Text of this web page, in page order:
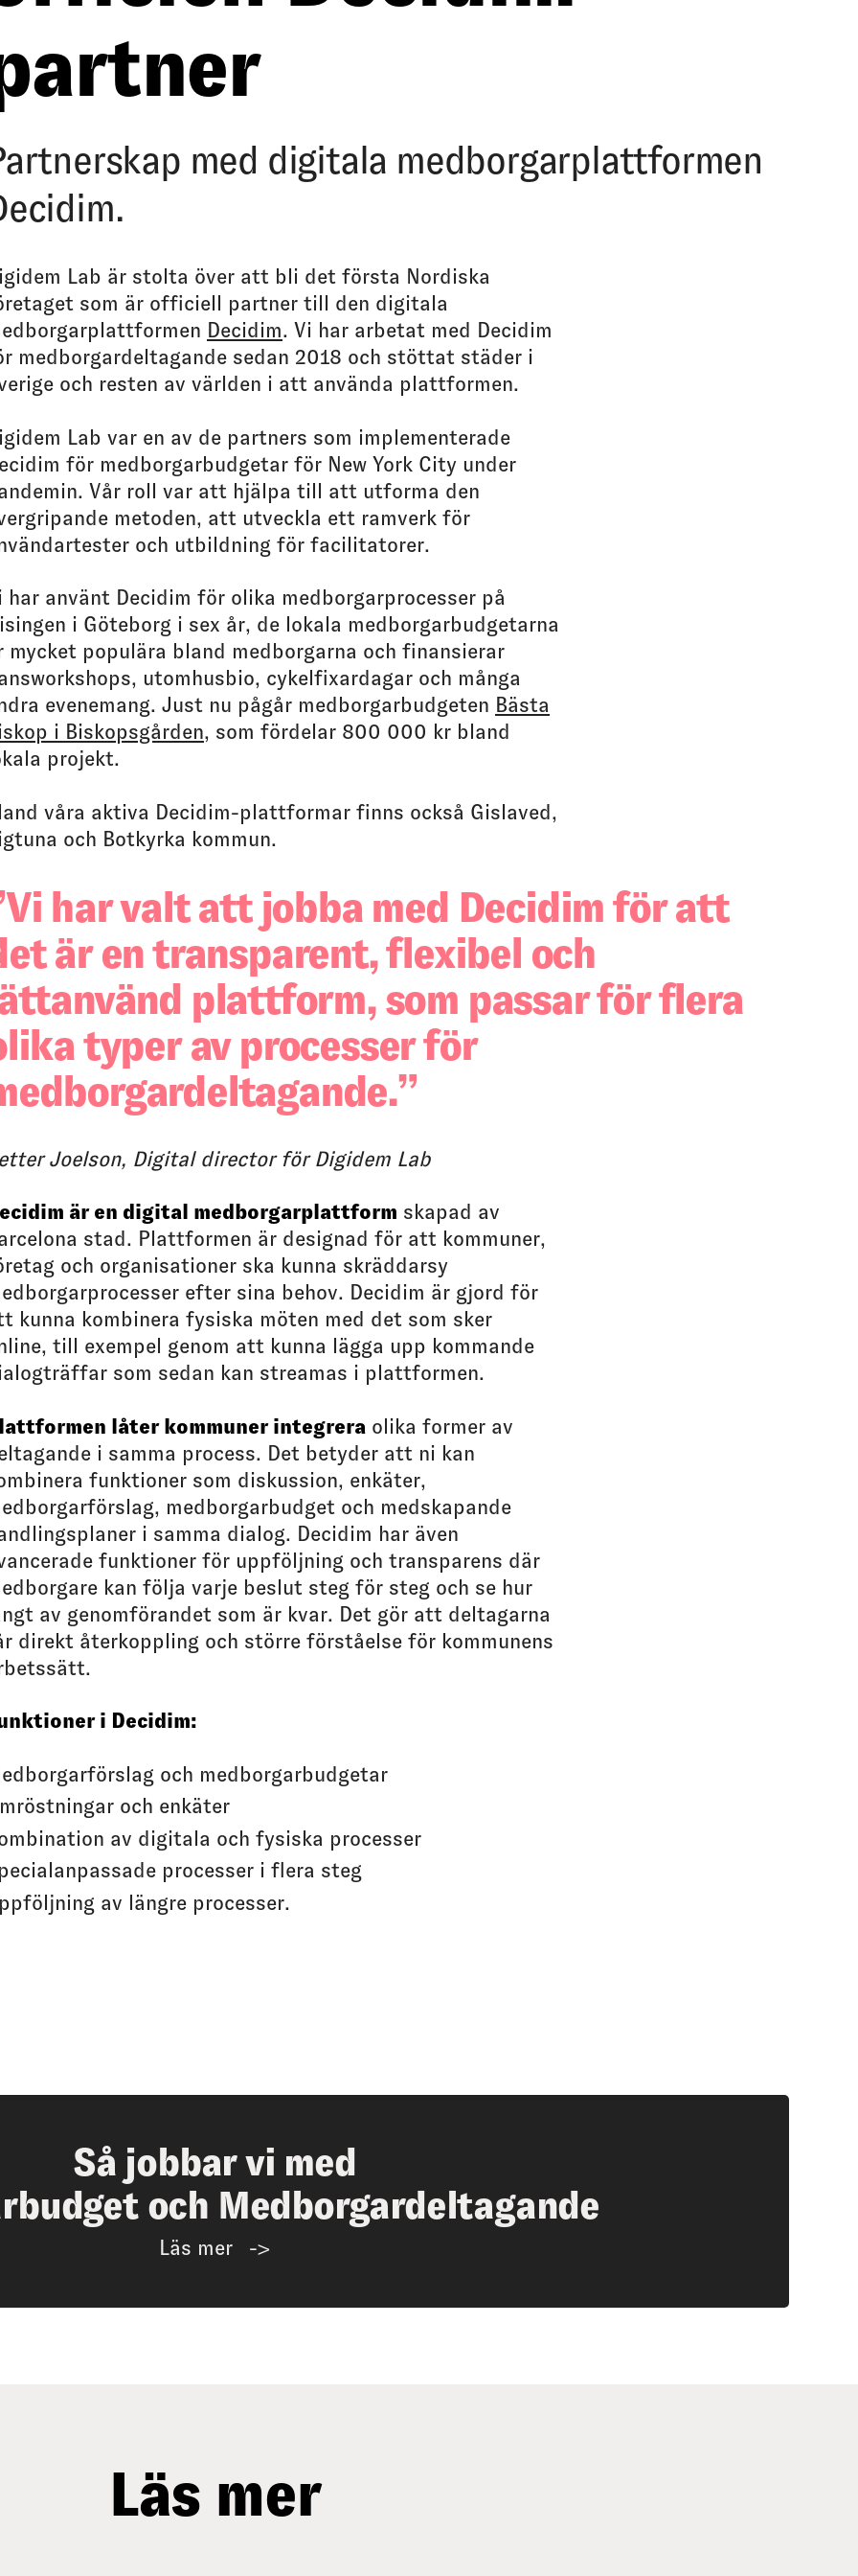
med digitala medborgarplattformen
Lab är stolta över att bli det första Nordiska
som är officiell partner till den digitala
Decidim. Vi har arbetat med Decidim
medborgardeltagande sedan 2018 och stöttat städer i
och resten av världen i att använda plattformen.
Lab var en av de partners som implementerade
för medborgarbudgetar för New York City under
Vår roll var att hjälpa till att utforma den
metoden, att utveckla ett ramverk för
och utbildning för facilitatorer.
har använt Decidim för olika medborgarprocesser på
i Göteborg i sex år, de lokala medborgarbudgetarna
mycket populära bland medborgarna och finansierar
utomhusbio, cykelfixardagar och många
evenemang. Just nu pågår medborgarbudgeten Bästa
i Biskopsgården, som fördelar 800 000 kr bland
projekt.
våra aktiva Decidim-plattformar finns också Gislaved,
och Botkyrka kommun.
Vi har valt att jobba med Decidim för att
är en transparent, flexibel och
plattform, som passar för flera
typer av processer för
Joelson, Digital director för Digidem Lab
är en digital medborgarplattform skapad av
stad. Plattformen är designad för att kommuner,
och organisationer ska kunna skräddarsy
efter sina behov. Decidim är gjord för
kunna kombinera fysiska möten med det som sker
till exempel genom att kunna lägga upp kommande
som sedan kan streamas i plattformen.
låter kommuner integrera olika former av
i samma process. Det betyder att ni kan
funktioner som diskussion, enkäter,
medbor­garbudget och medskapande
i samma dialog. Decidim har även
funktioner för uppföljning och transparens där
kan följa varje beslut steg för steg och se hur
av genomförandet som är kvar. Det gör att deltagarna
direkt återkoppling och större förståelse för kommunens
i Decidim:
och medborgarbudgetar
och enkäter
av digitala och fysiska processer
processer i flera steg
av längre processer.
Så jobbar vi med
och Medborgardeltagande
Läs mer
Läs mer